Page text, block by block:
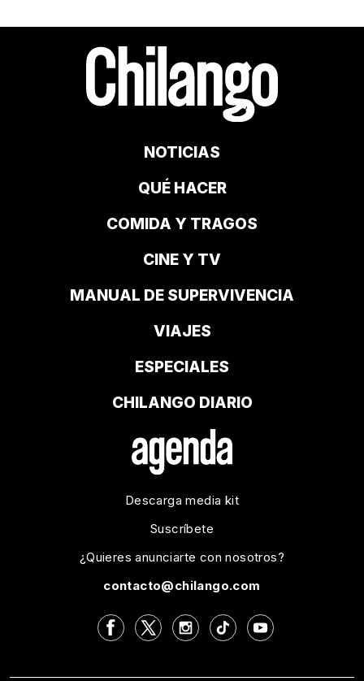
NOTICIAS
QUÉ HACER
COMIDA Y TRAGOS
CINE Y TV
MANUAL DE SUPERVIVENCIA
VIAJES
ESPECIALES
CHILANGO DIARIO
Descarga media kit
Suscríbete
¿Quieres anunciarte con nosotros?
contacto@chilango.com